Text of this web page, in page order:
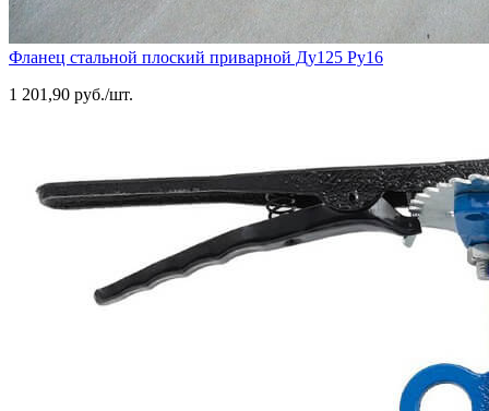
Фланец стальной плоский приварной Ду125 Ру16
1 201,90 руб./шт.